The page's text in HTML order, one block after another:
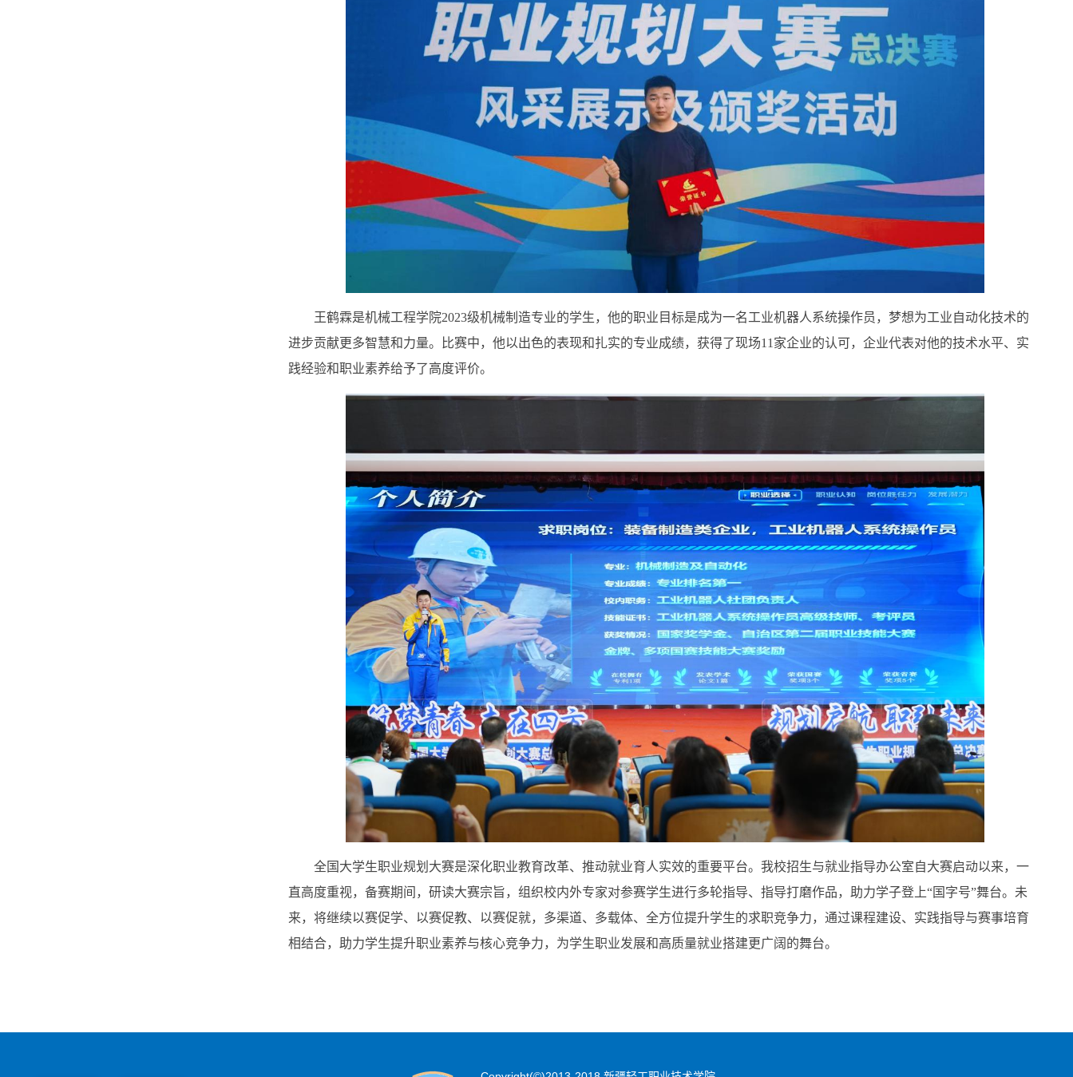
王鹤霖是机械工程学院2023级机械制造专业的学生，他的职业目标是成为一名工业机器人系统操作员，梦想为工业自动化技术的
进步贡献更多智慧和力量。比赛中，他以出色的表现和扎实的专业成绩，获得了现场11家企业的认可，企业代表对他的技术水平、实
践经验和职业素养给予了高度评价。
全国大学生职业规划大赛是深化职业教育改革、推动就业育人实效的重要平台。我校招生与就业指导办公室自大赛启动以来，一
直高度重视，备赛期间，研读大赛宗旨，组织校内外专家对参赛学生进行多轮指导、指导打磨作品，助力学子登上“国字号”舞台。未
来，将继续以赛促学、以赛促教、以赛促就，多渠道、多载体、全方位提升学生的求职竞争力，通过课程建设、实践指导与赛事培育
相结合，助力学生提升职业素养与核心竞争力，为学生职业发展和高质量就业搭建更广阔的舞台。